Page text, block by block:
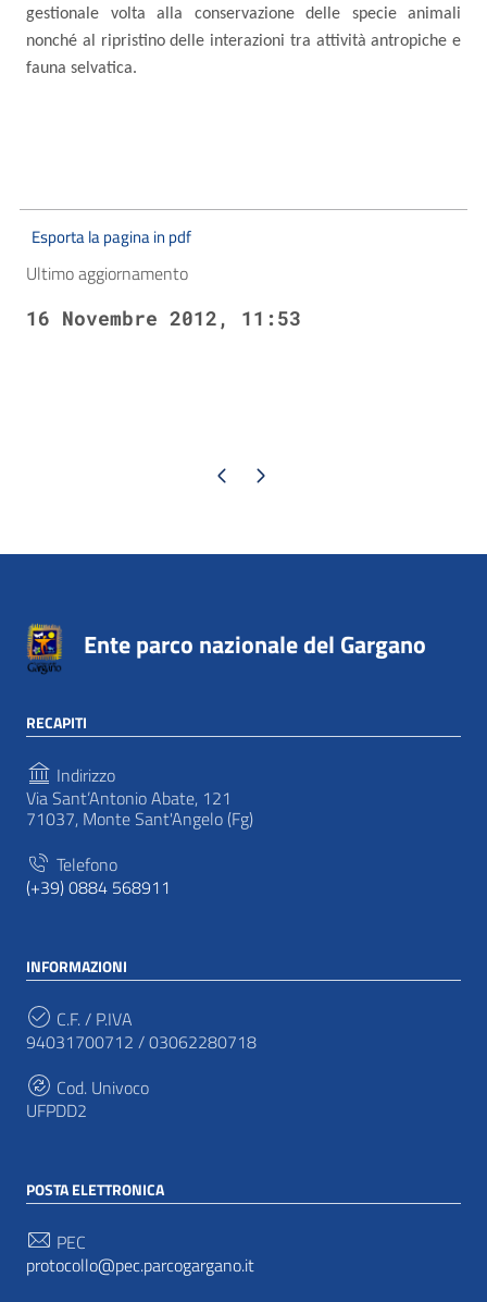
gestionale volta alla conservazione delle specie animali
nonché al ripristino delle interazioni tra attività antropiche e
fauna selvatica.
Esporta la pagina in pdf
Ultimo aggiornamento
16 Novembre 2012, 11:53
Pagina precedente
Pagina successiva
Ente parco nazionale del Gargano
RECAPITI
Indirizzo
Via Sant’Antonio Abate, 121
71037, Monte Sant'Angelo (Fg)
Telefono
(+39) 0884 568911
INFORMAZIONI
C.F. / P.IVA
94031700712 / 03062280718
Cod. Univoco
UFPDD2
POSTA ELETTRONICA
PEC
protocollo@pec.parcogargano.it